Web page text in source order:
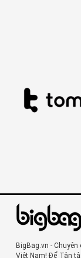
BigBag.vn -
Việt Nam! Để Tận